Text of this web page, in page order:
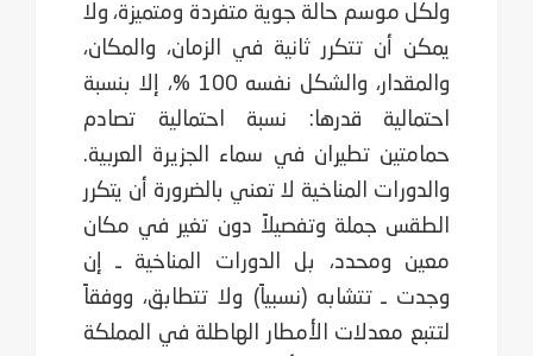
ولكل موسم حالة جوية متفردة ومتميزة، ولا
يمكن أن تتكرر ثانية في الزمان، والمكان،
والمقدار، والشكل نفسه 100 %، إلا بنسبة
احتمالية قدرها: نسبة احتمالية تصادم
حمامتين تطيران في سماء الجزيرة العربية.
والدورات المناخية لا تعني بالضرورة أن يتكرر
الطقس جملة وتفصيلاً دون تغير في مكان
معين ومحدد، بل الدورات المناخية ـ إن
وجدت ـ تتشابه (نسبياً) ولا تتطابق، ووفقاً
لتتبع معدلات الأمطار الهاطلة في المملكة